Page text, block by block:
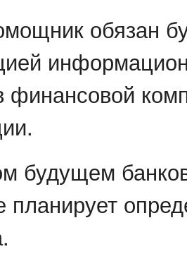
обязан
финансовой
будущем
планирует